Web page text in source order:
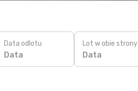
Data odlotu
Data
Lot w obie strony
Data